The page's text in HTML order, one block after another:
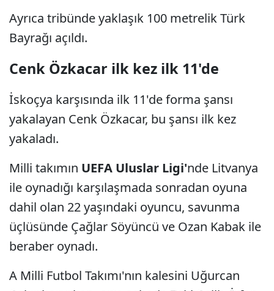
Ayrıca tribünde yaklaşık 100 metrelik Türk
Bayrağı açıldı.
Cenk Özkacar ilk kez ilk 11'de
İskoçya karşısında ilk 11'de forma şansı
yakalayan Cenk Özkacar, bu şansı ilk kez
yakaladı.
Milli takımın UEFA Uluslar Ligi'nde Litvanya
ile oynadığı karşılaşmada sonradan oyuna
dahil olan 22 yaşındaki oyuncu, savunma
üçlüsünde Çağlar Söyüncü ve Ozan Kabak ile
beraber oynadı.
A Milli Futbol Takımı'nın kalesini Uğurcan